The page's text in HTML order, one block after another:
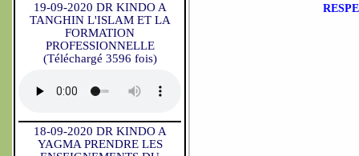
19-09-2020 DR KINDO A
TANGHIN L'ISLAM ET LA
FORMATION
PROFESSIONNELLE
(Téléchargé 3596 fois)
18-09-2020 DR KINDO A
YAGMA PRENDRE LES